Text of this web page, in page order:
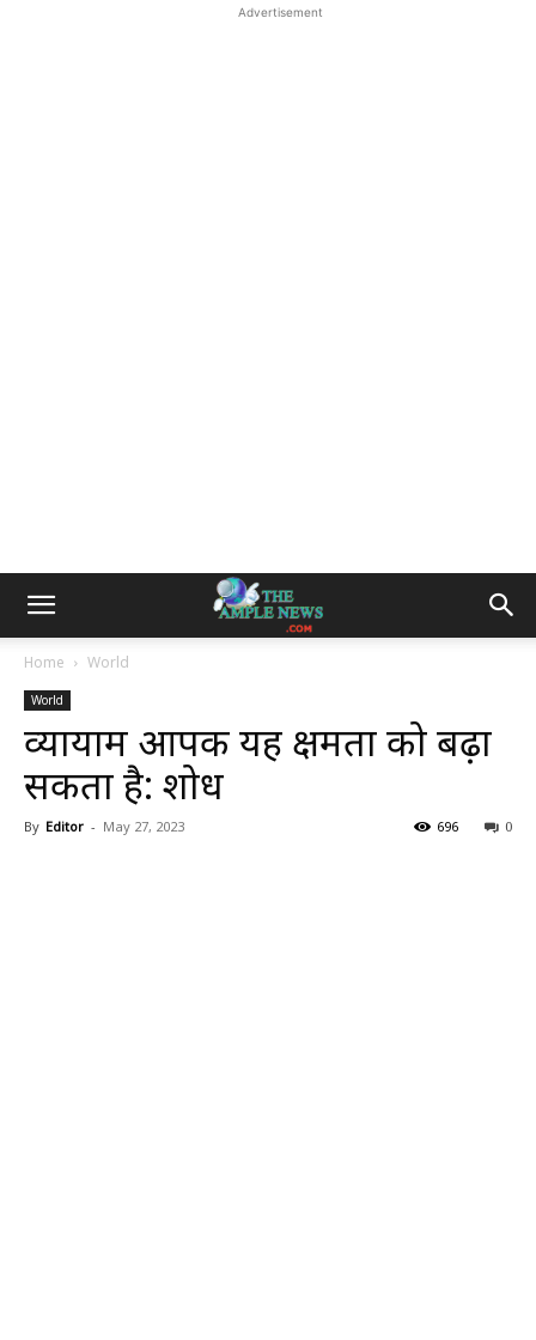
Advertisement
Home World
World
व्यायाम आपकी यह क्षमता को बढ़ा
सकता है: शोध
By Editor - May 27, 2023 0
696